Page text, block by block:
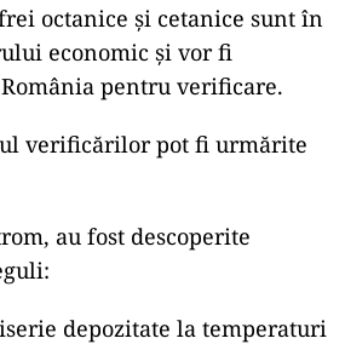
octanice și cetanice sunt în
economic și vor fi
pentru verificare.
verificărilor pot fi urmărite
au fost descoperite
depozitate la temperaturi